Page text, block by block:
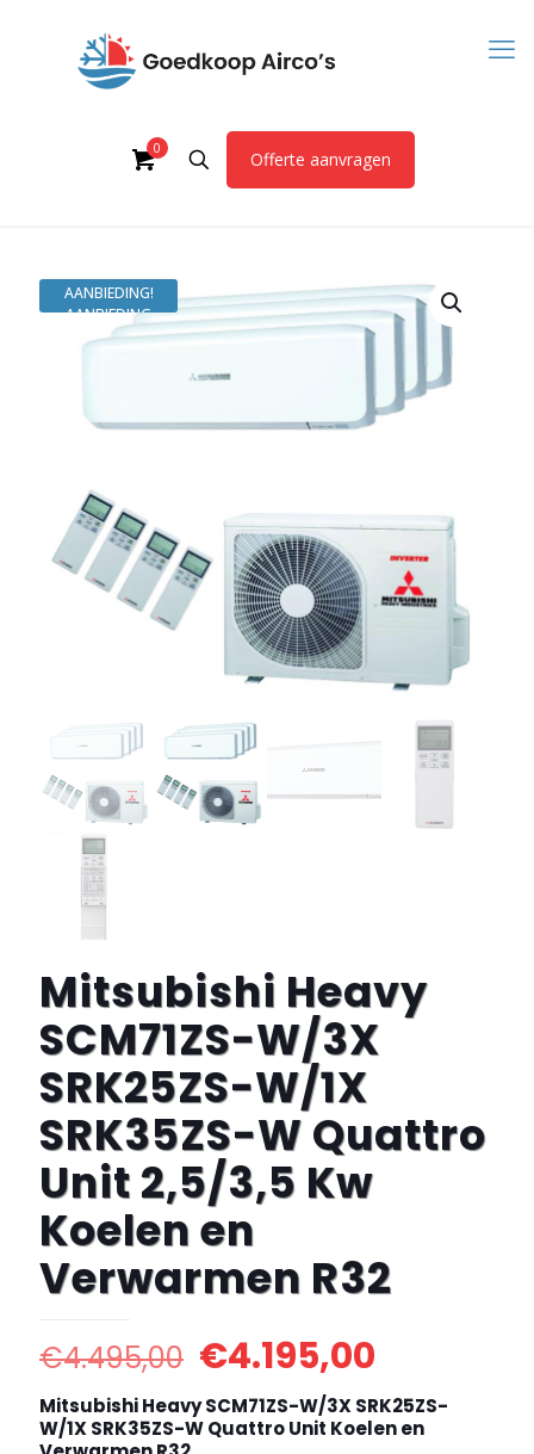
0
Offerte aanvragen
AANBIEDING
Mitsubishi Heavy
SCM71ZS-W/3X
SRK25ZS-W/1X
SRK35ZS-W Quattro
Unit 2,5/3,5 Kw
Koelen en
Verwarmen R32
€4.495,00 €4.195,00
Mitsubishi Heavy SCM71ZS-W/3X SRK25ZS-
W/1X SRK35ZS-W Quattro Unit Koelen en